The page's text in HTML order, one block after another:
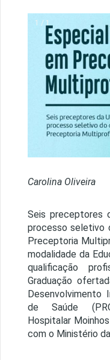
1 / 1
Carolina Oliveira
Seis preceptores
processo seletivo
Preceptoria
modalidade da
qualificação
Graduação
Desenvolvimento
de Saúde
Hospitalar
com o Ministério